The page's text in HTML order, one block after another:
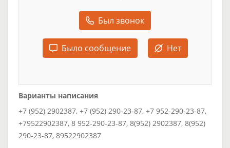
Был звонок
Было сообщение Нет
Варианты написания
+7 (952) 2902387, +7 (952) 290-23-87, +7 952-290-23-87,
+79522902387, 8 952-290-23-87, 8(952) 2902387, 8(952)
290-23-87, 89522902387